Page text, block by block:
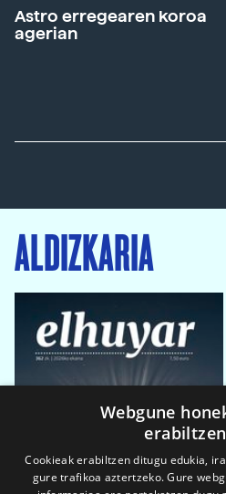
Astro erregearen koroa
agerian
ALDIZKARIA
Webgune
Cookieak erabiltzen ditugu edukia,
gure trafikoa aztertzeko. Gure